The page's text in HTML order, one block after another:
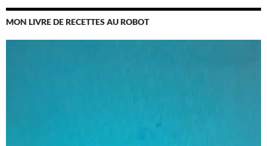
MON LIVRE DE RECETTES AU ROBOT